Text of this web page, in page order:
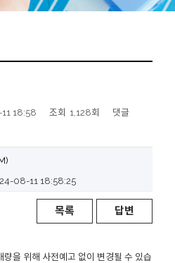
18:58 조회 1,128회
댓글
08-11 18:58:25
목록 답변
을 위해 사전예고 없이 변경될 수 있습